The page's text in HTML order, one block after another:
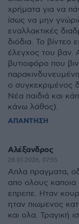
χρήματα για να
ίσως να μην
εναλλακτικές
διόδια. Το βίντεο
έλεγχος του βαν.
βυτιοφόρο που
ο συγκεκριμένος
Νέα παιδιά και
κάνω λάθος).
ΑΠΑΝΤΗΣΗ
Αλέξανδρος
28.01.2026, 07:55
Απλα πραγματα,
απο ολους καποια
επρεπε. Ηταν
ηταν πιωμενος
και ολα. Τραγική